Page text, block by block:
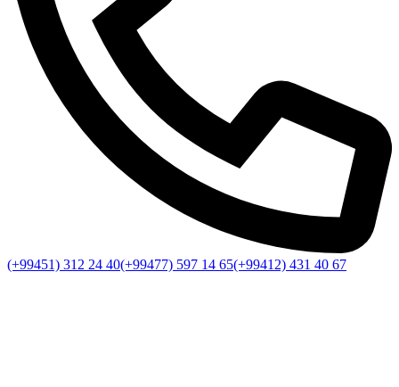
(+99451) 312 24 40(+99477) 597 14 65(+99412) 431 40 67